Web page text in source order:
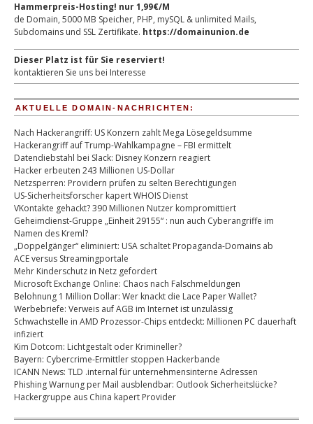
Hammerpreis-Hosting! nur 1,99€/M
de Domain, 5000 MB Speicher, PHP, mySQL & unlimited Mails,
Subdomains und SSL Zertifikate. https://domainunion.de
Dieser Platz ist für Sie reserviert!
kontaktieren Sie uns bei Interesse
AKTUELLE DOMAIN-NACHRICHTEN:
Nach Hackerangriff: US Konzern zahlt Mega Lösegeldsumme
Hackerangriff auf Trump-Wahlkampagne – FBI ermittelt
Datendiebstahl bei Slack: Disney Konzern reagiert
Hacker erbeuten 243 Millionen US-Dollar
Netzsperren: Providern prüfen zu selten Berechtigungen
US-Sicherheitsforscher kapert WHOIS Dienst
VKontakte gehackt? 390 Millionen Nutzer kompromittiert
Geheimdienst-Gruppe „Einheit 29155“ : nun auch Cyberangriffe im
Namen des Kreml?
„Doppelgänger“ eliminiert: USA schaltet Propaganda-Domains ab
ACE versus Streamingportale
Mehr Kinderschutz in Netz gefordert
Microsoft Exchange Online: Chaos nach Falschmeldungen
Belohnung 1 Million Dollar: Wer knackt die Lace Paper Wallet?
Werbebriefe: Verweis auf AGB im Internet ist unzulässig
Schwachstelle in AMD Prozessor-Chips entdeckt: Millionen PC dauerhaft
infiziert
Kim Dotcom: Lichtgestalt oder Krimineller?
Bayern: Cybercrime-Ermittler stoppen Hackerbande
ICANN News: TLD .internal für unternehmensinterne Adressen
Phishing Warnung per Mail ausblendbar: Outlook Sicherheitslücke?
Hackergruppe aus China kapert Provider